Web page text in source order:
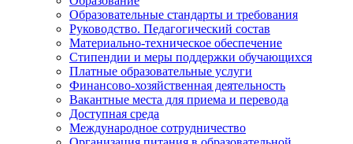
Образовательные стандарты и требования
Руководство. Педагогический состав
Материально-техническое обеспечение
Стипендии и меры поддержки обучающихся
Платные образовательные услуги
Финансово-хозяйственная деятельность
Вакантные места для приема и перевода
Доступная среда
Международное сотрудничество